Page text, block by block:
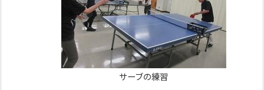
サーブの練習